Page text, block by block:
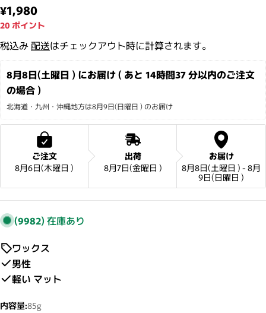
通常価格
¥1,980
20 ポイント
税込み配送はチェックアウト時に計算されます。
8月8日(土曜日 ) にお届け ( あと 14時間37 分以内のご注文
の場合 )
北海道・九州・沖縄地方は8月9日(日曜日 ) のお届け
ご注文
8月6日(木曜日 )
出荷
8月7日(金曜日 )
お届け
8月8日(土曜日 ) - 8月
9日(日曜日 )
(9982)在庫あり
ワックス
男性
軽い マット
内容量:85g